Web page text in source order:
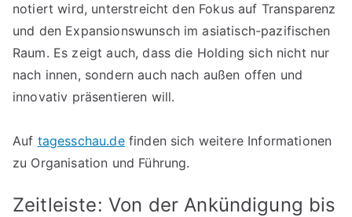
notiert wird, unterstreicht den Fokus auf Transparenz
und den Expansionswunsch im asiatisch-pazifischen
Raum. Es zeigt auch, dass die Holding sich nicht nur
nach innen, sondern auch nach außen offen und
innovativ präsentieren will.
Auf tagesschau.definden sich weitere Informationen
zu Organisation und Führung.
Zeitleiste: Von der Ankündigung bis